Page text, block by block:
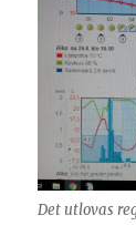
Det utlovas